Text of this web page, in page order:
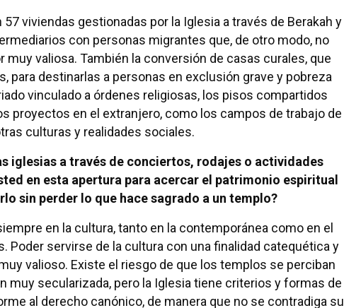
viviendas gestionadas por la Iglesia a través de Berakah y
con personas migrantes que, de otro modo, no
muy valiosa. También la conversión de casas curales, que
para destinarlas a personas en exclusión grave y pobreza
vinculado a órdenes religiosas, los pisos compartidos
proyectos en el extranjero, como los campos de trabajo de
culturas y realidades sociales.
iglesias a través de conciertos, rodajes o actividades
en esta apertura para acercar el patrimonio espiritual
sin perder lo que hace sagrado a un templo?
en la cultura, tanto en la contemporánea como en el
Poder servirse de la cultura con una finalidad catequética y
valioso. Existe el riesgo de que los templos se perciban
muy secularizada, pero la Iglesia tiene criterios y formas de
al derecho canónico, de manera que no se contradiga su